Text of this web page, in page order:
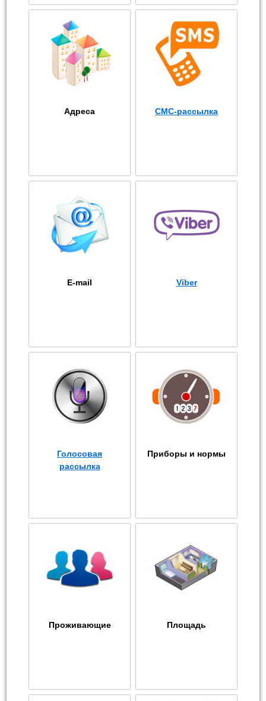
Адреса СМС-рассылка
E-mail Viber
Голосовая
рассылка
Приборы и нормы
Проживающие Площадь